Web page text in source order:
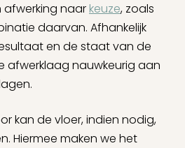
naar keuze, zoals
daarvan. Afhankelijk
en de staat van de
afwerklaag nauwkeurig aan
kan de vloer, indien nodig,
Hiermee maken we het